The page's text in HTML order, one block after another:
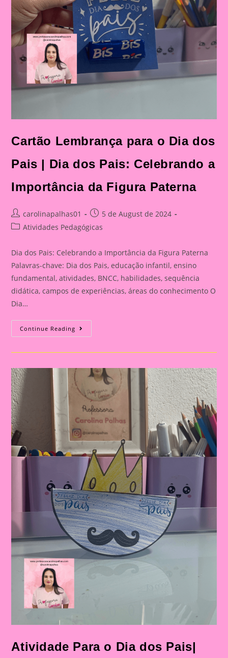
Cartão Lembrança para o Dia dos
Pais | Dia dos Pais: Celebrando a
Importância da Figura Paterna
Post
author:
carolinapalhas01
Post
published:
5 de August de 2024
PostAtividades Pedagógicas
Dia dos Pais: Celebrando a Importância da Figura Paterna
Palavras-chave: Dia dos Pais, educação infantil, ensino
fundamental, atividades, BNCC, habilidades, sequência
didática, campos de experiências, áreas do conhecimento O
Dia…
Continue Reading Cartão
Lembrança
O
Pais
|
Dia
Dos
Pais:
Celebrando
Importância
Da
Figura
Paterna
Atividade Para o Dia dos Pais|